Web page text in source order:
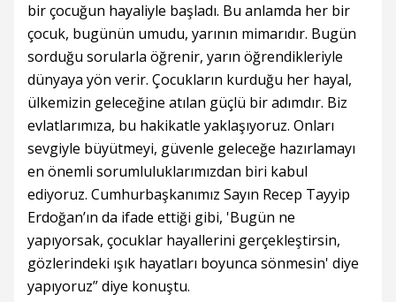
bir çocuğun hayaliyle başladı. Bu anlamda her bir
çocuk, bugünün umudu, yarının mimarıdır. Bugün
sorduğu sorularla öğrenir, yarın öğrendikleriyle
dünyaya yön verir. Çocukların kurduğu her hayal,
ülkemizin geleceğine atılan güçlü bir adımdır. Biz
evlatlarımıza, bu hakikatle yaklaşıyoruz. Onları
sevgiyle büyütmeyi, güvenle geleceğe hazırlamayı
en önemli sorumluluklarımızdan biri kabul
ediyoruz. Cumhurbaşkanımız Sayın Recep Tayyip
Erdoğan’ın da ifade ettiği gibi, 'Bugün ne
yapıyorsak, çocuklar hayallerini gerçekleştirsin,
gözlerindeki ışık hayatları boyunca sönmesin' diye
yapıyoruz” diye konuştu.